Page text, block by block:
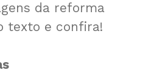
da reforma
texto e confira!